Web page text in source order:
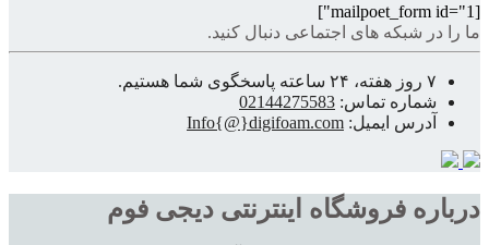
[mailpoet_form id="1"]
ما را در شبکه های اجتماعی دنبال کنید.
۷ روز هفته، ۲۴ ساعته پاسخگوی شما هستیم.
شماره تماس: 02144275583
آدرس ایمیل: Info{@}digifoam.com
درباره فروشگاه اینترنتی دیجی فوم